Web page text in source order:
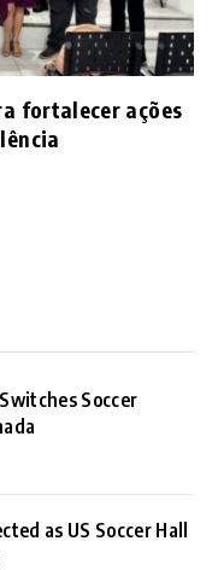
fortalecer ações
Soccer
as US Soccer Hall